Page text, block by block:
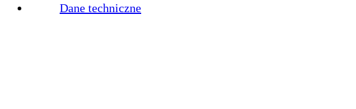
Dane techniczne